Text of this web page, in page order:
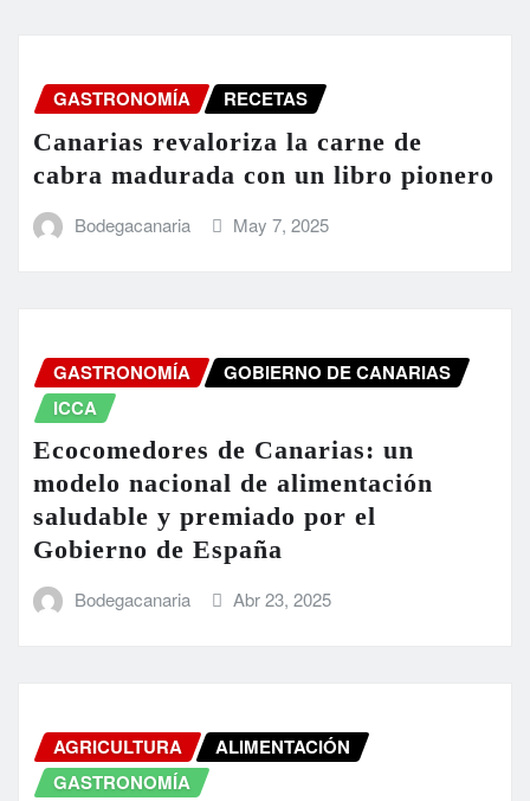
GASTRONOMÍA RECETAS
Canarias revaloriza la carne de
cabra madurada con un libro pionero
Bodegacanaria May 7, 2025
GASTRONOMÍA
GOBIERNO DE CANARIAS
ICCA
Ecocomedores de Canarias: un
modelo nacional de alimentación
saludable y premiado por el
Gobierno de España
Bodegacanaria Abr 23, 2025
AGRICULTURA
ALIMENTACIÓN
GASTRONOMÍA